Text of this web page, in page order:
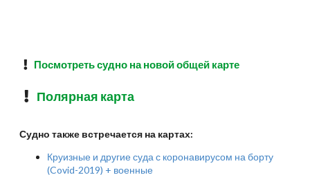
Посмотреть судно на новой общей карте
Полярная карта
Судно также встречается на картах:
Круизные и другие суда с коронавирусом на борту
(Covid-2019) + военные